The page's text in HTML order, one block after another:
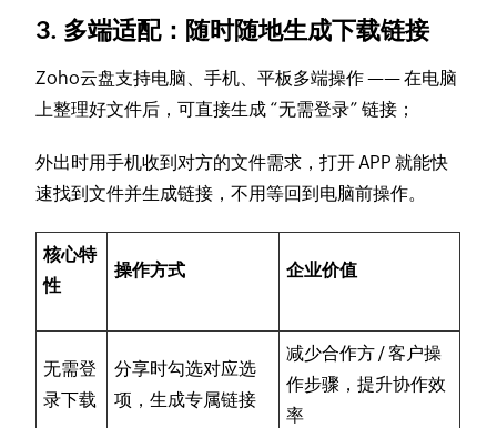
3. 多端适配：随时随地生成下载链接
Zoho云盘支持电脑、手机、平板多端操作 —— 在电脑
上整理好文件后，可直接生成 “无需登录” 链接；
外出时用手机收到对方的文件需求，打开 APP 就能快
速找到文件并生成链接，不用等回到电脑前操作。
核心特
性
操作方式 企业价值
无需登
录下载
分享时勾选对应选
项，生成专属链接
减少合作方 / 客户操
作步骤，提升协作效
率